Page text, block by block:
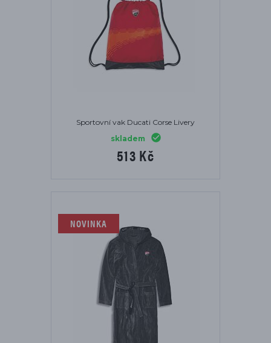
Sportovní vak Ducati Corse Livery
skladem
513 Kč
NOVINKA